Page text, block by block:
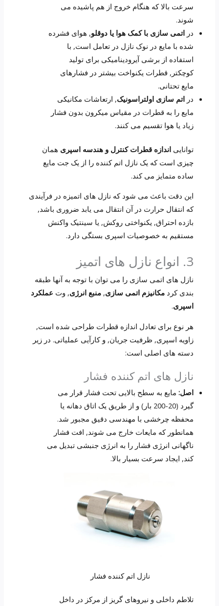
سرعت بالا که هنگام خروج از هم پاشیده می
شوند.
در اتمی سازی با کمک هوا یا دوقلو, هوای فشرده
شده با مایع در نوک نازل در تعامل است, با
استفاده از برشی آیرودینامیکی برای تولید
کوچکتر, قطرات یکنواخت بیشتر در فشارهای
مایع تحتانی.
در اتم سازی اولتراسونیک, ارتعاشات مکانیکی
مایع را به قطرات در مقیاس میکرون بدون فشار
زیاد یا هوا تقسیم می کنند.
توانایی اندازه قطرات کنترل و هندسه اسپری همان
چیزی است که یک نازل اتم کننده را از یک جت مایع
ساده متمایز می کند.
این دقت باعث می شود که نازل های اتمیزه در فرآیندی
که انتقال حرارت در آن انتقال می یابد ضروری باشد,
بازده احتراق, یکنواختی روکش, یا سینتیک واکنش
مستقیم به خصوصیات اسپری بستگی دارد.
3. انواع نازل های اتمیز
نازل های اتمی سازی را می توان با توجه به آنها طبقه
بندی کرد مکانیزم اتمی سازی, منبع انرژی, وت عملکرد
اسپری.
هر نوع برای تعادل اندازه قطرات طراحی شده است,
زاویه اسپری, ظرفیت جریان, و کارآیی عملیاتی. در زیر
دسته های اصلی است:
نازل های اتم کننده فشار
اصل:مایع به سطح بالایی تحت فشار قرار می
گیرد (20-200 بار) و از طریق یک اتاق دهانه یا
محفظه چرخشی با مهندسی دقیق مجبور شد.
همانطور که مایعات خارج می شوند, افت فشار
ناگهانی انرژی فشار را به انرژی جنبشی تبدیل می
کند, ایجاد سرعت بسیار بالا.
نازل اتم کننده فشار
تلاطم داخلی و نیروهای گریز از مرکز در داخل